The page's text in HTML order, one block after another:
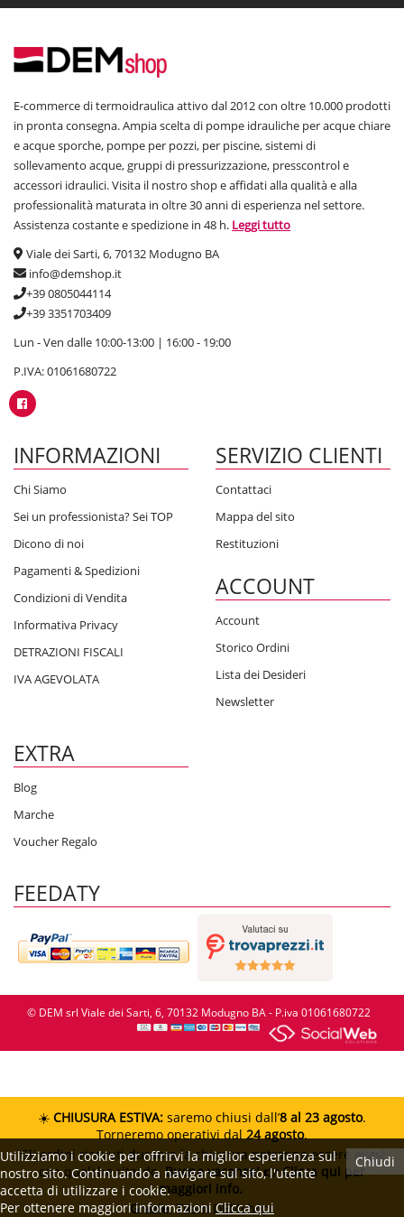
E-commerce di termoidraulica attivo dal 2012 con oltre 10.000 prodotti
in pronta consegna. Ampia scelta di pompe idrauliche per acque chiare
e acque sporche, pompe per pozzi, per piscine, sistemi di
sollevamento acque, gruppi di pressurizzazione, presscontrol e
accessori idraulici. Visita il nostro shop e affidati alla qualità e alla
professionalità maturata in oltre 30 anni di esperienza nel settore.
Assistenza costante e spedizione in 48 h. Leggi tutto
Viale dei Sarti, 6, 70132 Modugno BA
info@demshop.it
+39 0805044114
+39 3351703409
Lun - Ven dalle 10:00-13:00 | 16:00 - 19:00
P.IVA: 01061680722
INFORMAZIONI
Chi Siamo
Sei un professionista? Sei TOP
Dicono di noi
Pagamenti & Spedizioni
Condizioni di Vendita
Informativa Privacy
DETRAZIONI FISCALI
IVA AGEVOLATA
SERVIZIO CLIENTI
Contattaci
Mappa del sito
Restituzioni
ACCOUNT
Account
Storico Ordini
Lista dei Desideri
Newsletter
EXTRA
Blog
Marche
Voucher Regalo
FEEDATY
© DEM srl Viale dei Sarti, 6, 70132 Modugno BA - P.iva 01061680722
Chiudi
Utilizziamo i cookie per offrirvi la miglior esperienza sul
nostro sito. Continuando a navigare sul sito, l'utente
accetta di utilizzare i cookie.
Per ottenere maggiori informazioniClicca qui
☀️ CHIUSURA ESTIVA: saremo chiusi dall’8 al 23 agosto.
Torneremo operativi dal24 agosto.
Gli ordini ricevuti durante la chiusura potranno essere evasi
con qualche ritardo. Buone vacanze!👉 Clicca qui per
maggiori info.
Grazie.Team DEMshop!